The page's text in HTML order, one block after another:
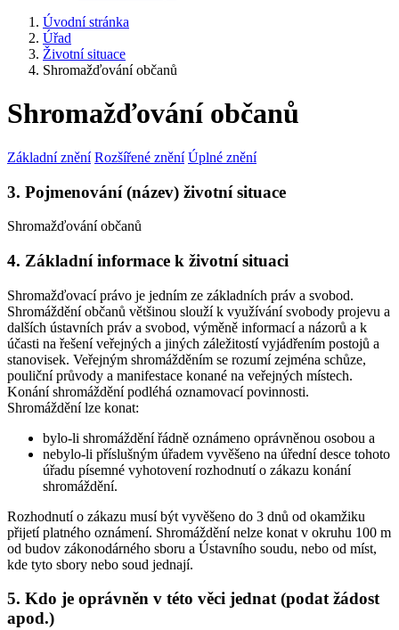
Úvodní stránka
Úřad
Životní situace
Shromažďování občanů
Shromažďování občanů
Základní znění Rozšířené znění Úplné znění
3. Pojmenování (název) životní situace
Shromažďování občanů
4. Základní informace k životní situaci
Shromažďovací právo je jedním ze základních práv a svobod.
Shromáždění občanů většinou slouží k využívání svobody projevu a
dalších ústavních práv a svobod, výměně informací a názorů a k
účasti na řešení veřejných a jiných záležitostí vyjádřením postojů a
stanovisek. Veřejným shromážděním se rozumí zejména schůze,
pouliční průvody a manifestace konané na veřejných místech.
Konání shromáždění podléhá oznamovací povinnosti.
Shromáždění lze konat:
bylo-li shromáždění řádně oznámeno oprávněnou osobou a
nebylo-li příslušným úřadem vyvěšeno na úřední desce tohoto
úřadu písemné vyhotovení rozhodnutí o zákazu konání
shromáždění.
Rozhodnutí o zákazu musí být vyvěšeno do 3 dnů od okamžiku
přijetí platného oznámení. Shromáždění nelze konat v okruhu 100 m
od budov zákonodárného sboru a Ústavního soudu, nebo od míst,
kde tyto sbory nebo soud jednají.
5. Kdo je oprávněn v této věci jednat (podat žádost
apod.)